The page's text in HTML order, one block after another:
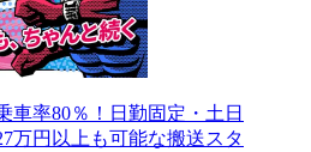
車率80％！日勤固定・土日
万円以上も可能な搬送スタ